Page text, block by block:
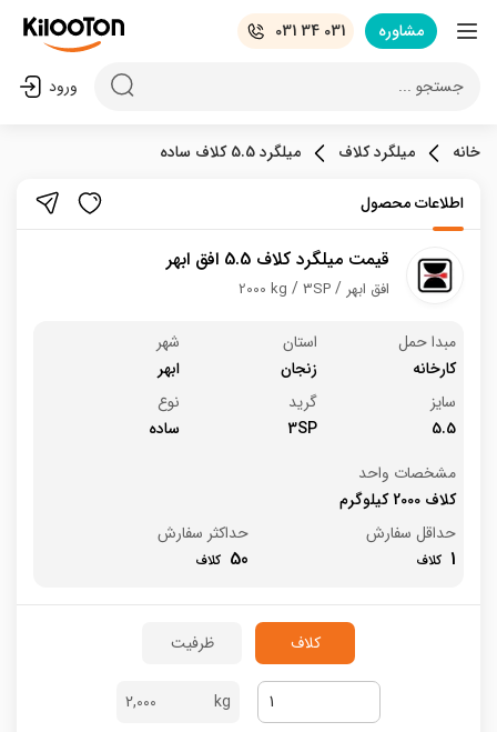
مشاوره 031 34 031
جستجو ... ورود
خانه میلگرد کلاف میلگرد 5.5 کلاف ساده
اطلاعات محصول
قیمت میلگرد کلاف 5.5 افق ابهر
2000 kg 3SP افق ابهر
مبدا حمل
کارخانه
استان
زنجان
شهر
ابهر
سایز
5.5
گرید
3SP
نوع
ساده
مشخصات واحد
کلاف 2000 کیلوگرم
حداقل سفارش
1
حداکثر سفارش
50
کلاف ظرفیت
2,000